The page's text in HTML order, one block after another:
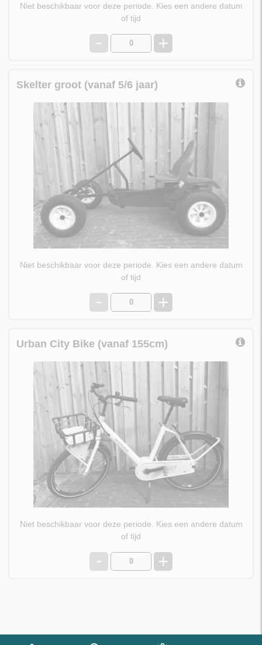
Niet beschikbaar voor deze periode. Kies een andere datum
of tijd
- +
Skelter groot (vanaf 5/6 jaar)
Geschikt voor kinderen vanaf 5/6 jaar oud.
Niet beschikbaar voor deze periode. Kies een andere datum
of tijd
- +
Urban City Bike (vanaf 155cm)
Urban City Bike 3 versnellingen,
Frame 50, voor lichaamslengte 155/185
€ 13,95 per dag
Niet beschikbaar voor deze periode. Kies een andere datum
of tijd
- +